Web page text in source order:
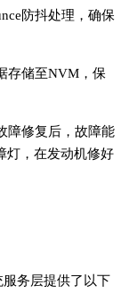
防抖处理，确保
存储至NVM，保
障修复后，故障能
灯，在发动机修好
务层提供了以下